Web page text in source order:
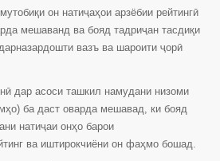
он натиҷаҳои арзёбии рейтингӣ
мешаванд ва бояд тадриҷан тасдиқи
вазъ ва шароити ҷорӣ
дар асоси ташкил намудани низоми
ба даст оварда мешавад, ки бояд
натиҷаи онҳо барои
ва иштирокчиёни он фаҳмо бошад.